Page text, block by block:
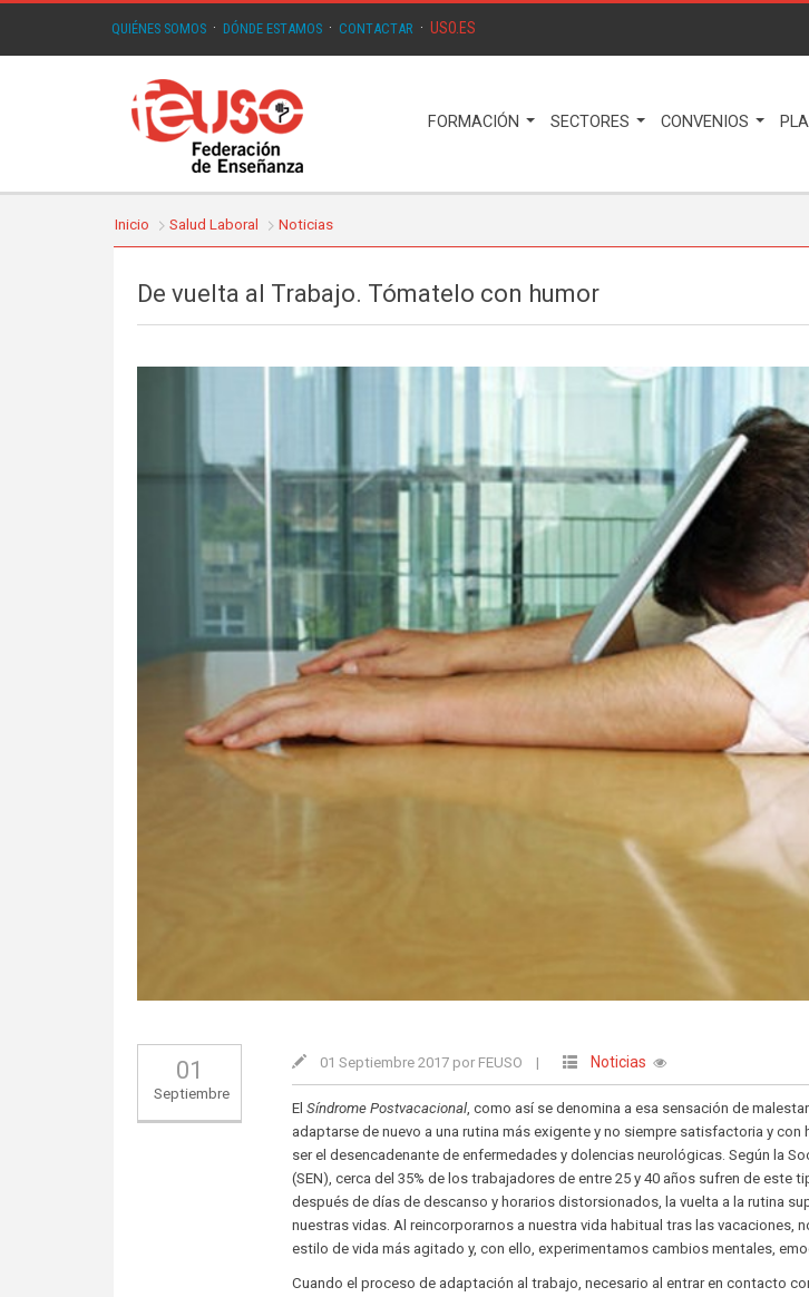
QUIÉNES SOMOS · DÓNDE ESTAMOS · CONTACTAR · USO.ES
FORMACIÓN SECTORES CONVENIOS
Inicio Salud Laboral Noticias
De vuelta al Trabajo. Tómatelo con humor
01
Septiembre
01 Septiembre 2017 por FEUSO | Noticias
ElSíndrome Postvacacional, como así se denomina a esa sensación de
adaptarse de nuevo a una rutina más exigente y no siempre satisfactoria y
ser el desencadenante de enfermedades y dolencias neurológicas. Según la
(SEN), cerca del 35% de los trabajadores de entre 25 y 40 años sufren de este
después de días de descanso y horarios distorsionados, la vuelta a la rutina
nuestras vidas. Al reincorporarnos a nuestra vida habitual tras las vacaciones,
estilo de vida más agitado y, con ello, experimentamos cambios mentales,
Cuando el proceso de adaptación al trabajo, necesario al entrar en contacto